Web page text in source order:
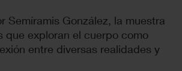
Semíramis González, la muestra
que exploran el cuerpo como
entre diversas realidades y